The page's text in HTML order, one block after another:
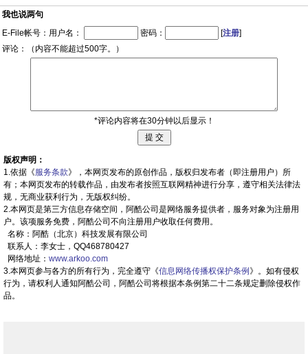
我也说两句
E-File帐号：用户名：
密码： [注册]
评论：（内容不能超过500字。）
*评论内容将在30分钟以后显示！
版权声明：
1.依据《服务条款》，本网页发布的原创作品，版权归发布者（即注册用户）所
有；本网页发布的转载作品，由发布者按照互联网精神进行分享，遵守相关法律法
规，无商业获利行为，无版权纠纷。
2.本网页是第三方信息存储空间，阿酷公司是网络服务提供者，服务对象为注册用
户。该项服务免费，阿酷公司不向注册用户收取任何费用。
名称：阿酷（北京）科技发展有限公司
联系人：李女士，QQ468780427
网络地址： www.arkoo.com
3.本网页参与各方的所有行为，完全遵守《信息网络传播权保护条例 》。如有侵权
行为，请权利人通知阿酷公司，阿酷公司将根据本条例第二十二条规定删除侵权作
品。